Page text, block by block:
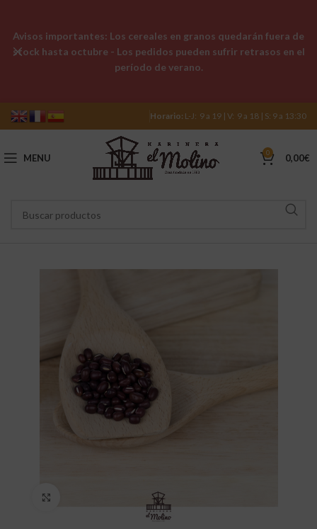
Horario: L-J: 9 a 19 | V: 9 a 18 | S: 9 a 13:30
MENU 0 0,00€
Avisos importantes: Los cereales en granos quedarán fuera de
stock hasta octubre - Los pedidos pueden sufrir retrasos en el
período de verano.